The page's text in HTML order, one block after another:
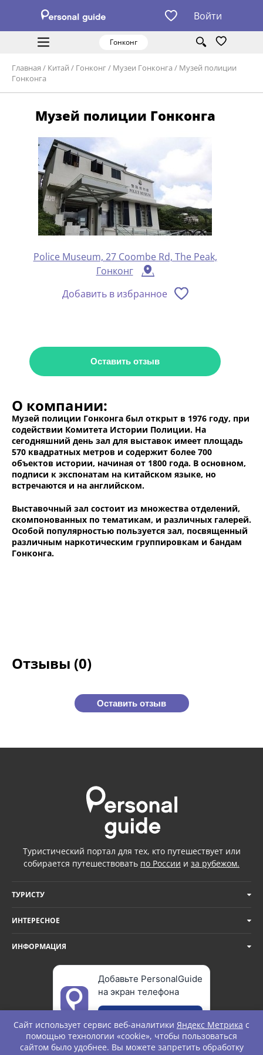
Войти
Гонконг
Главная / Китай / Гонконг/ Музеи Гонконга / Музей полиции
Гонконга
Музей полиции Гонконга
Police Museum, 27 Coombe Rd, The Peak,
Гонконг
Добавить в избранное
Оставить отзыв
О компании:
Музей полиции Гонконга был открыт в 1976 году, при
содействии Комитета Истории Полиции. На
сегодняшний день зал для выставок имеет площадь
570 квадратных метров и содержит более 700
объектов истории, начиная от 1800 года. В основном,
подписи к экспонатам на китайском языке, но
встречаются и на английском.
Выставочный зал состоит из множества отделений,
скомпонованных по тематикам, и различных галерей.
Особой популярностью пользуется зал, посвященный
различным наркотическим группировкам и бандам
Гонконга.
Отзывы (0)
Оставить отзыв
Туристический портал для тех, кто путешествует или
собирается путешествовать по России и за рубежом.
ТУРИСТУ
ИНТЕРЕСНОЕ
ИНФОРМАЦИЯ
Добавьте PersonalGuide
на экран телефона
Сайт использует сервис веб-аналитики Яндекс Метрика с
помощью технологии «cookie», чтобы пользоваться
сайтом было удобнее. Вы можете запретить обработку